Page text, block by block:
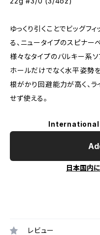
ゆっくり引くことでビッグフ
る、ニュータイプのスピナーベ
様々なタイプのバルキー系ソ
ホールだけでなく水平姿勢
根がかり回避能力が高く、
せず使える。
日本国内
レビュー